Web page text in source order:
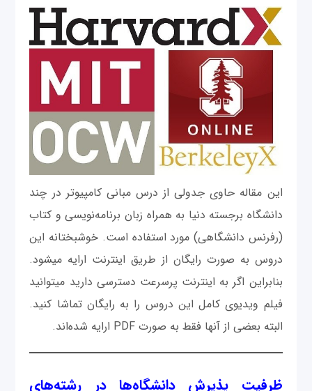
این مقاله حاوی جدولی از درس مبانی کامپیوتر در چند
دانشگاه برجسته دنیا به همراه زبان برنامه‌نویسی و کتاب
(رفرنس دانشگاهی) مورد استفاده است. خوشبختانه این
دروس به صورت رایگان از طریق اینترنت ارایه میشود.
بنابراین اگر به اینترنت پرسرعت دسترسی دارید میتوانید
فیلم ویدیوی کامل این دروس را به رایگان تماشا کنید.
البته بعضی از آنها فقط به صورت PDF ارایه شده‌اند.
ظرفیت پذیرش دانشگاه‌ها در رشته‌های